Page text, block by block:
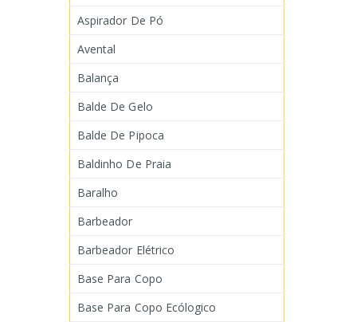
Aspirador De Pó
Avental
Balança
Balde De Gelo
Balde De Pipoca
Baldinho De Praia
Baralho
Barbeador
Barbeador Elétrico
Base Para Copo
Base Para Copo Ecólogico